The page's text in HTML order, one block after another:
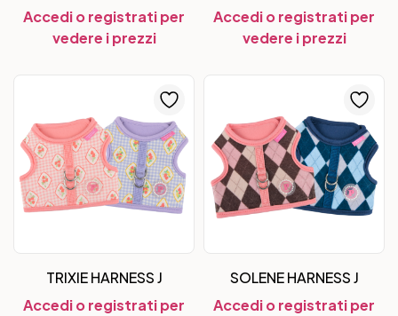
Accedi o registrati per
vedere i prezzi
Accedi o registrati per
vedere i prezzi
TRIXIE HARNESS J
Accedi o registrati per
SOLENE HARNESS J
Accedi o registrati per